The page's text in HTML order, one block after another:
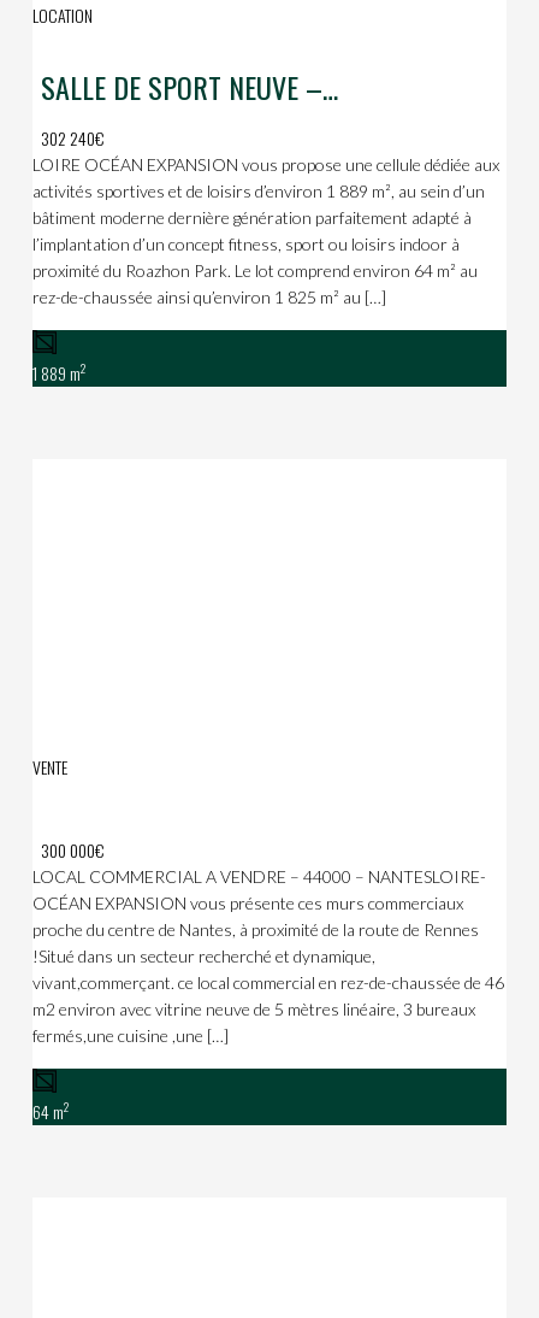
LOCATION
SALLE DE SPORT NEUVE – 1 889 m² – Roazhon Park
302 240€
LOIRE OCÉAN EXPANSION vous propose une cellule dédiée aux
activités sportives et de loisirs d’environ 1 889 m², au sein d’un
bâtiment moderne dernière génération parfaitement adapté à
l’implantation d’un concept fitness, sport ou loisirs indoor à
proximité du Roazhon Park. Le lot comprend environ 64 m² au
rez-de-chaussée ainsi qu’environ 1 825 m² au […]
1 889 m2
VENTE
300 000€
LOCAL COMMERCIAL A VENDRE – 44000 – NANTESLOIRE-
OCÉAN EXPANSION vous présente ces murs commerciaux
proche du centre de Nantes, à proximité de la route de Rennes
!Situé dans un secteur recherché et dynamique,
vivant,commerçant. ce local commercial en rez-de-chaussée de 46
m2 environ avec vitrine neuve de 5 mètres linéaire, 3 bureaux
fermés,une cuisine ,une […]
64 m2